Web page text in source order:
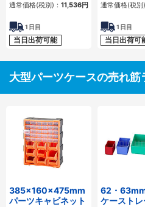
通常価格(税別)： 11,536円
1 日目
当日出荷可能
通常価格(税別)
1 日目
当日出荷可
大型パーツケースの売れ筋
385×160×475mm
パーツキャビネット
62・
ケーストレ